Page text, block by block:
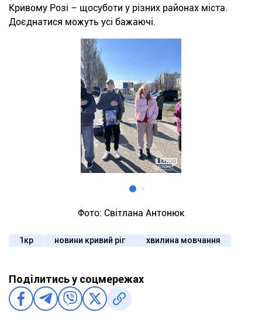
Кривому Розі – щосуботи у різних районах міста.
Доєднатися можуть усі бажаючі.
Фото: Світлана Антонюк
1кр новини кривий ріг хвилина мовчання
Поділитись у соцмережах